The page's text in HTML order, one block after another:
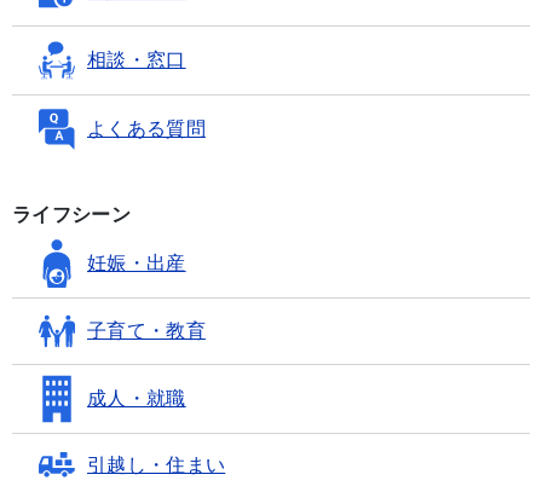
相談・窓口
よくある質問
ライフシーン
妊娠・出産
子育て・教育
成人・就職
引越し・住まい